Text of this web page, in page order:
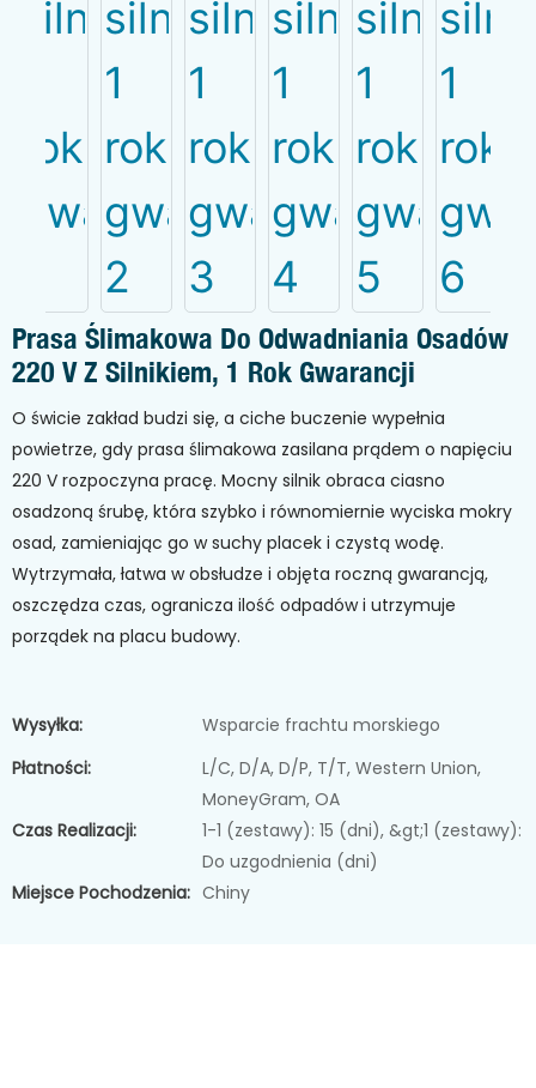
Prasa Ślimakowa Do Odwadniania Osadów
220 V Z Silnikiem, 1 Rok Gwarancji
O świcie zakład budzi się, a ciche buczenie wypełnia
powietrze, gdy prasa ślimakowa zasilana prądem o napięciu
220 V rozpoczyna pracę. Mocny silnik obraca ciasno
osadzoną śrubę, która szybko i równomiernie wyciska mokry
osad, zamieniając go w suchy placek i czystą wodę.
Wytrzymała, łatwa w obsłudze i objęta roczną gwarancją,
oszczędza czas, ogranicza ilość odpadów i utrzymuje
porządek na placu budowy.
Wysyłka:
Wsparcie frachtu morskiego
Płatności:
L/C, D/A, D/P, T/T, Western Union,
MoneyGram, OA
Czas Realizacji:
1-1 (zestawy): 15 (dni), &gt;1 (zestawy):
Do uzgodnienia (dni)
Miejsce Pochodzenia: Chiny